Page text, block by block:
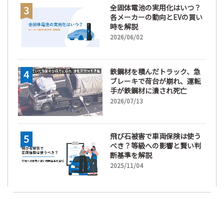
全固体電池の実用化はいつ？
各メーカーの動向とEVの買い
時を解説
2026/06/02
鉄鋼材を積んだトラック、急
ブレーキで荷台が崩れ、運転
手が鉄鋼材に潰され死亡
2026/07/13
飛び石被害で車両保険は使う
べき？等級への影響と賢い判
断基準を解説
2025/11/04